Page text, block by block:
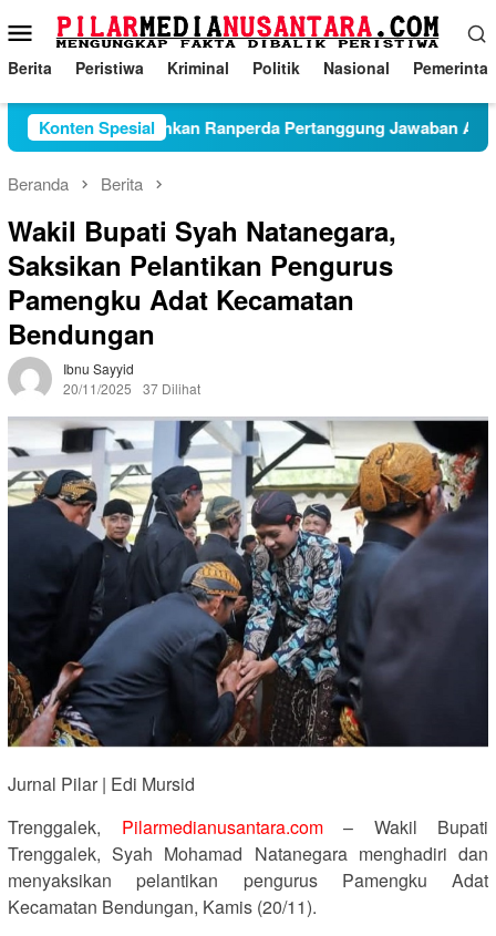
ke
konten
Menu
Mobile
Berita Peristiwa Kriminal Politik Nasional
Konten Spesial
Sahkan Ranperda Pertanggung Jawaban APBD 2025
Beranda Berita
Wakil Bupati Syah Natanegara,
Saksikan Pelantikan Pengurus
Pamengku Adat Kecamatan
Bendungan
Ibnu Sayyid
20/11/2025
37 Dilihat
Jurnal Pilar | Edi Mursid
Trenggalek, Pilarmedianusantara.com– Wakil Bupati
Trenggalek, Syah Mohamad Natanegara menghadiri dan
menyaksikan pelantikan pengurus Pamengku Adat
Kecamatan Bendungan, Kamis (20/11).